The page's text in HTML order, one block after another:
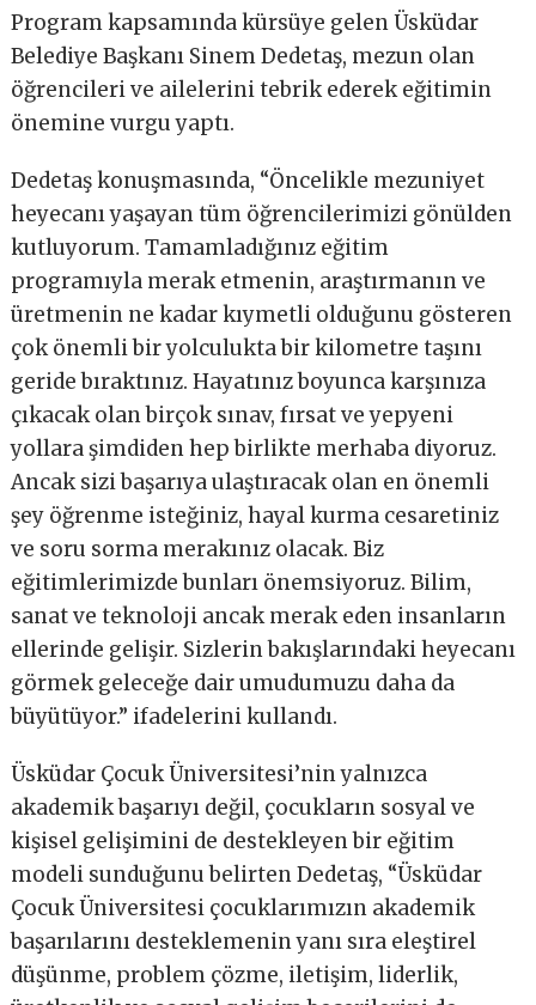
Program kapsamında kürsüye gelen Üsküdar
Belediye Başkanı Sinem Dedetaş, mezun olan
öğrencileri ve ailelerini tebrik ederek eğitimin
önemine vurgu yaptı.
Dedetaş konuşmasında, “Öncelikle mezuniyet
heyecanı yaşayan tüm öğrencilerimizi gönülden
kutluyorum. Tamamladığınız eğitim
programıyla merak etmenin, araştırmanın ve
üretmenin ne kadar kıymetli olduğunu gösteren
çok önemli bir yolculukta bir kilometre taşını
geride bıraktınız. Hayatınız boyunca karşınıza
çıkacak olan birçok sınav, fırsat ve yepyeni
yollara şimdiden hep birlikte merhaba diyoruz.
Ancak sizi başarıya ulaştıracak olan en önemli
şey öğrenme isteğiniz, hayal kurma cesaretiniz
ve soru sorma merakınız olacak. Biz
eğitimlerimizde bunları önemsiyoruz. Bilim,
sanat ve teknoloji ancak merak eden insanların
ellerinde gelişir. Sizlerin bakışlarındaki heyecanı
görmek geleceğe dair umudumuzu daha da
büyütüyor.” ifadelerini kullandı.
Üsküdar Çocuk Üniversitesi’nin yalnızca
akademik başarıyı değil, çocukların sosyal ve
kişisel gelişimini de destekleyen bir eğitim
modeli sunduğunu belirten Dedetaş, “Üsküdar
Çocuk Üniversitesi çocuklarımızın akademik
başarılarını desteklemenin yanı sıra eleştirel
düşünme, problem çözme, iletişim, liderlik,